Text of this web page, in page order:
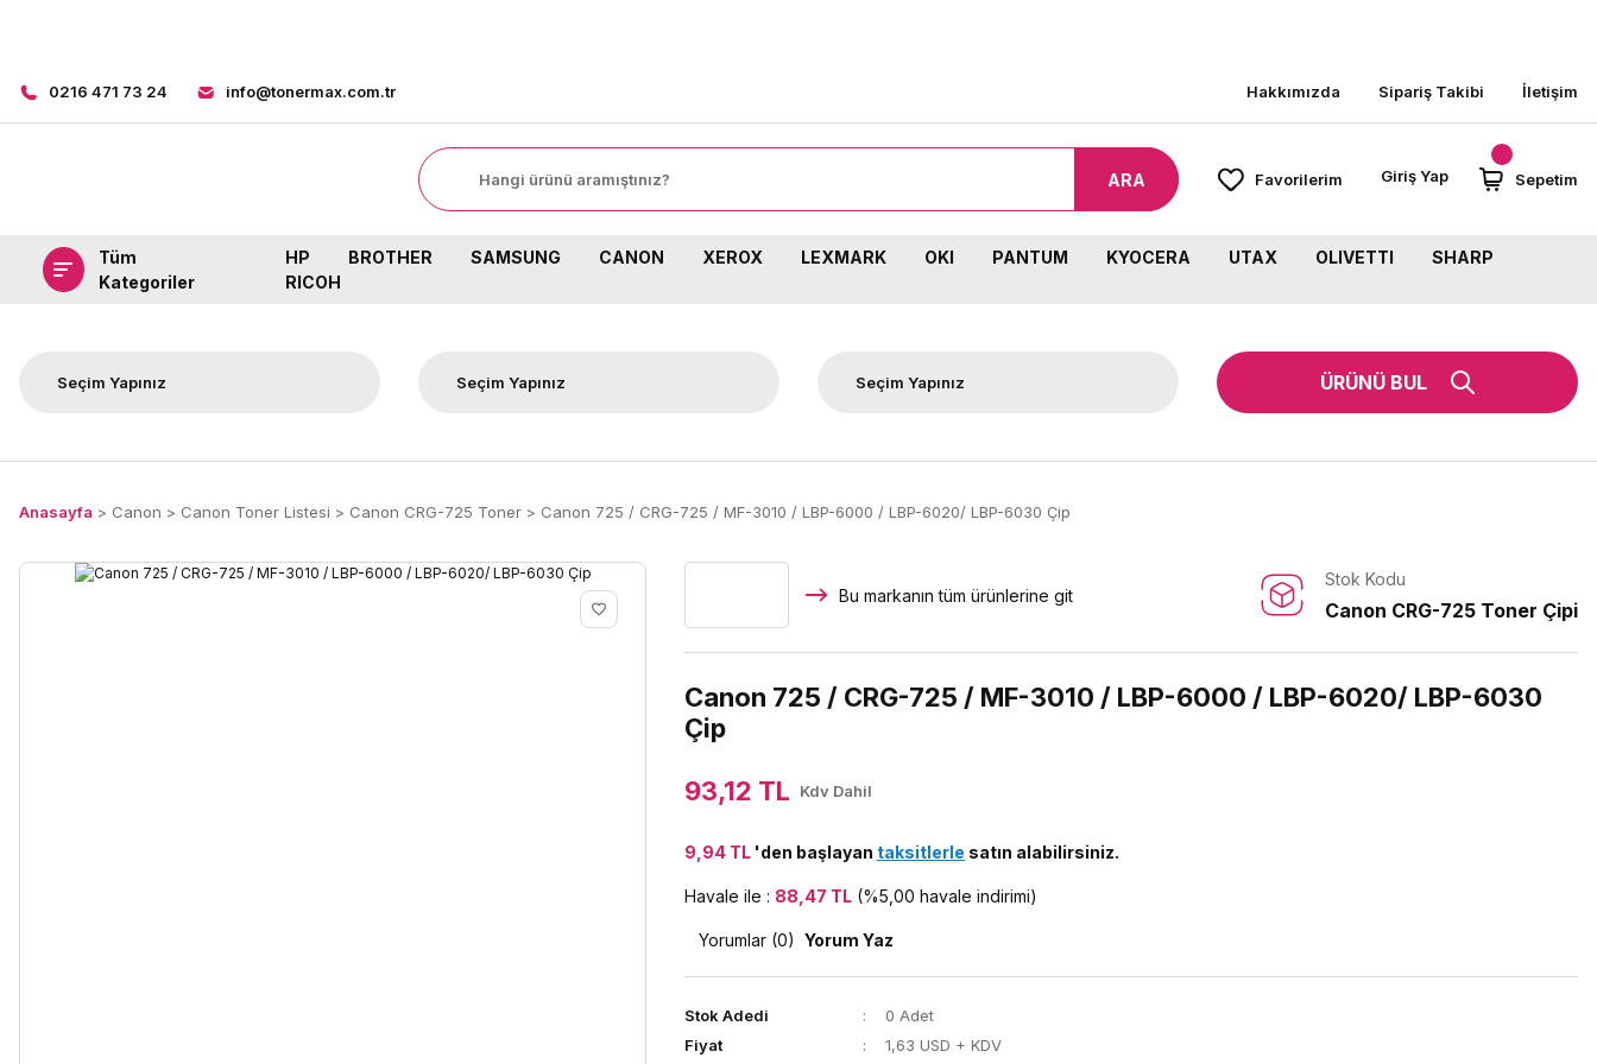
0216 471 73 24 info@tonermax.com.tr Hakkımızda Sipariş Takibi İletişim
ARA Favorilerim Giriş Yap Sepetim
Tüm
Kategoriler
HP BROTHER SAMSUNG CANON XEROX LEXMARK OKI PANTUM KYOCERA UTAX OLIVETTI
SHARP
RICOH
ÜRÜNÜ BUL
Anasayfa Canon Canon Toner Listesi Canon CRG-725 Toner Canon 725 / CRG-725 / MF-3010 / LBP-6000 / LBP-6020/ LBP-6030 Çip
Bu markanın tüm ürünlerine git
Stok Kodu
Canon CRG-725 Toner Çipi
Canon 725 / CRG-725 / MF-3010 / LBP-6000 / LBP-6020/ LBP-6030
Çip
93,12 TL Kdv Dahil
9,94 TL 'den başlayan taksitlerle satın alabilirsiniz.
Havale ile : 88,47 TL (%5,00 havale indirimi)
Yorumlar (0) Yorum Yaz
Stok Adedi
0 Adet
Fiyat
1,63 USD + KDV